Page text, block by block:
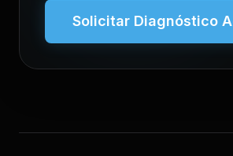
Solicitar Diagnóstico